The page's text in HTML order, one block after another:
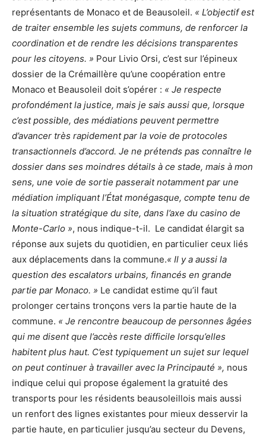
représentants de Monaco et de Beausoleil. « L’objectif est
de traiter ensemble les sujets communs, de renforcer la
coordination et de rendre les décisions transparentes
pour les citoyens. » Pour Livio Orsi, c’est sur l’épineux
dossier de la Crémaillère qu’une coopération entre
Monaco et Beausoleil doit s’opérer : « Je respecte
profondément la justice, mais je sais aussi que, lorsque
c’est possible, des médiations peuvent permettre
d’avancer très rapidement par la voie de protocoles
transactionnels d’accord. Je ne prétends pas connaître le
dossier dans ses moindres détails à ce stade, mais à mon
sens, une voie de sortie passerait notamment par une
médiation impliquant l’État monégasque, compte tenu de
la situation stratégique du site, dans l’axe du casino de
Monte-Carlo », nous indique-t-il. Le candidat élargit sa
réponse aux sujets du quotidien, en particulier ceux liés
aux déplacements dans la commune.« Il y a aussi la
question des escalators urbains, financés en grande
partie par Monaco. » Le candidat estime qu’il faut
prolonger certains tronçons vers la partie haute de la
commune. « Je rencontre beaucoup de personnes âgées
qui me disent que l’accès reste difficile lorsqu’elles
habitent plus haut. C’est typiquement un sujet sur lequel
on peut continuer à travailler avec la Principauté », nous
indique celui qui propose également la gratuité des
transports pour les résidents beausoleillois mais aussi
un renfort des lignes existantes pour mieux desservir la
partie haute, en particulier jusqu’au secteur du Devens,